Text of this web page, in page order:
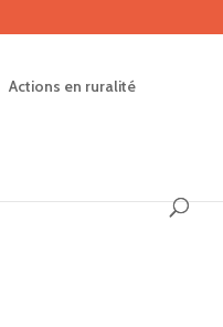
Actions en ruralité